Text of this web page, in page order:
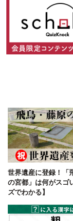
世界遺産に登録！「
の宮都」は何がスゴ
ズでわかる】